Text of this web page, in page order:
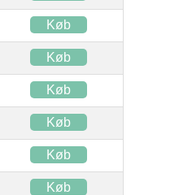
Køb
Køb
Køb
Køb
Køb
Køb